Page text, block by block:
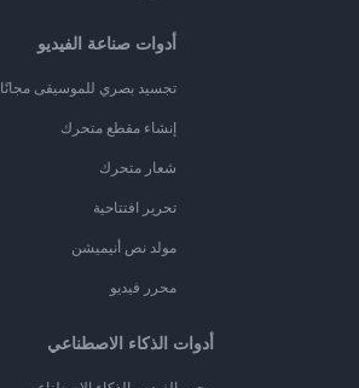
أدوات صناعة الفيديو
تجسيد بصري للموسيقى مجانًا
إنشاء مقطع متحرك
شعار متحرك
تحرير افتتاحية
مولد نص أنيميشن
محرر فيديو
أدوات الذكاء الاصطناعي